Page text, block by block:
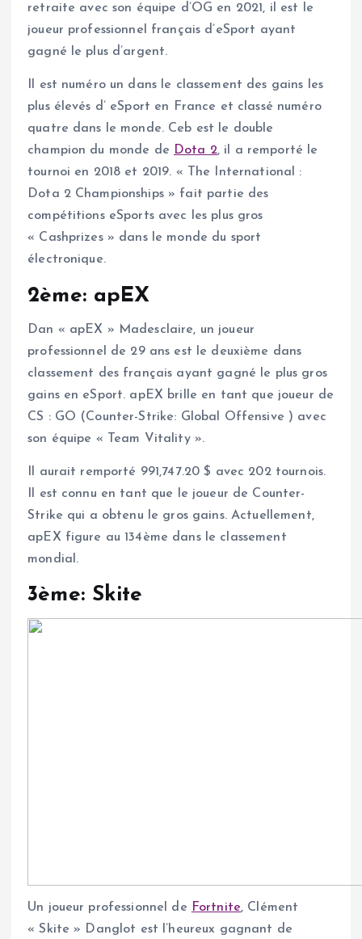
retraite avec son équipe d’OG en 2021, il est le
joueur professionnel français d’eSport ayant
gagné le plus d’argent.
Il est numéro un dans le classement des gains les
plus élevés d’ eSport en France et classé numéro
quatre dans le monde. Ceb est le double
champion du monde de Dota 2, il a remporté le
tournoi en 2018 et 2019. « The International :
Dota 2 Championships » fait partie des
compétitions eSports avec les plus gros
« Cashprizes » dans le monde du sport
électronique.
2ème: apEX
Dan « apEX » Madesclaire, un joueur
professionnel de 29 ans est le deuxième dans
classement des français ayant gagné le plus gros
gains en eSport. apEX brille en tant que joueur de
CS : GO (Counter-Strike: Global Offensive ) avec
son équipe « Team Vitality ».
Il aurait remporté 991,747.20 $ avec 202 tournois.
Il est connu en tant que le joueur de Counter-
Strike qui a obtenu le gros gains. Actuellement,
apEX figure au 134ème dans le classement
mondial.
3ème: Skite
Un joueur professionnel de Fortnite, Clément
« Skite » Danglot est l’heureux gagnant de